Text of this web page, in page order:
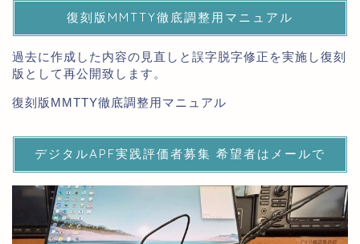
復刻版MMTTY徹底調整用マニュアル
過去に作成した内容の見直しと誤字脱字修正を実施し復刻
版として再公開致します。
復刻版MMTTY徹底調整用マニュアル
デジタルAPF実践評価者募集 希望者はメールで